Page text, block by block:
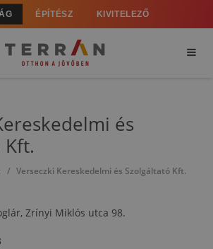
ÉPÍTÉSZ KIVITELEZŐ
és
Kft.
Verseczki Kereskedelmi és Szolgáltató Kft.
Zrínyi Miklós utca 98.